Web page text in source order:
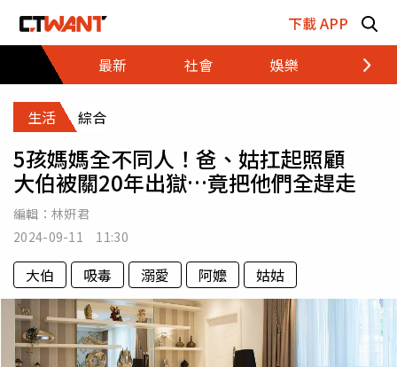
下載 APP
最新
社會 娛樂 財經
生活 綜合
5孩媽媽全不同人！爸、姑扛起照顧
大伯被關20年出獄…竟把他們全趕走
編輯： 林姸君
2024-09-11 11:30
大伯 吸毒 溺愛 阿嬤 姑姑